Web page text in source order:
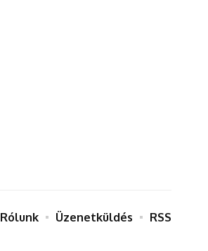
Rólunk Üzenetküldés RSS